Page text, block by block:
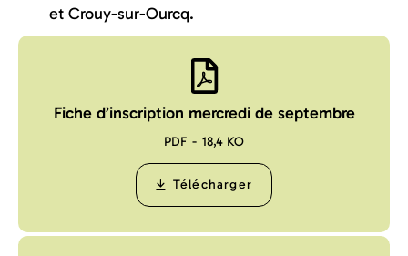
et Crouy-sur-Ourcq.
Fiche d’inscription mercredi de septembre
PDF 18,4 KO
Télécharger